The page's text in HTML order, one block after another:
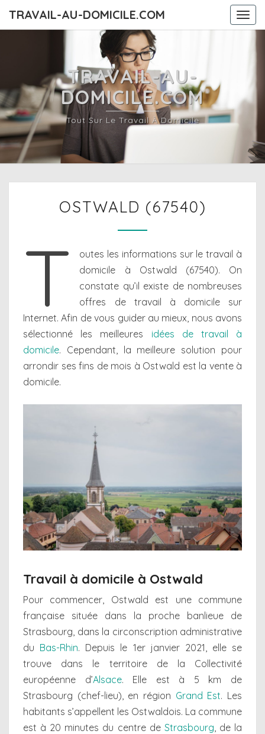
TRAVAIL-AU-DOMICILE.COM
TRAVAIL-AU-
DOMICILE.COM
Tout Sur Le Travail À Domicile
(67540)
OSTWALD (67540)
T
outes les informations sur le travail à
domicile à Ostwald (67540). On
constate qu’il existe de nombreuses
offres de travail à domicile sur
Internet. Afin de vous guider au mieux, nous avons
sélectionné les meilleures idées de travail à
domicile. Cependant, la meilleure solution pour
arrondir ses fins de mois à Ostwald est la vente à
domicile.
Travail à domicile à Ostwald
Pour commencer, Ostwald est une commune
française située dans la proche banlieue de
Strasbourg, dans la circonscription administrative
du Bas-Rhin. Depuis le 1er janvier 2021, elle se
trouve dans le territoire de la Collectivité
européenne d’Alsace. Elle est à 5 km de
Strasbourg (chef-lieu), en région Grand Est. Les
habitants s’appellent les Ostwaldois. La commune
est à 20 minutes du centre de Strasbourg, de la